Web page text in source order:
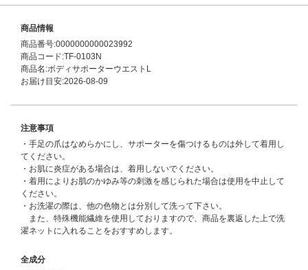
商品情報
商品番号:0000000000023992
商品コード:TF-0103N
商品名:ボディサポーターウエストL
お届け目安:2026-08-09
注意事項
・手足の爪はなめらかにし、サポーターを傷つけるものは外して着用し
てください。
・お肌に炎症がある場合は、着用しないでください。
・着用によりお肌のかゆみ等の刺激を感じられた場合は使用を中止して
ください。
・お洗濯の際は、他の色物とは分別して洗って下さい。
また、特殊機能繊維を使用しておりますので、商品を裏返した上で洗
濯ネットに入れることをおすすめします。
全成分